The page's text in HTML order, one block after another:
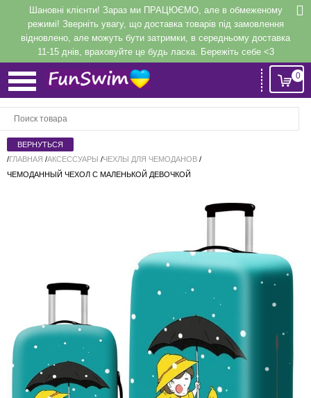
Шановні клієнти! Зараз ми ПРАЦЮЄМО, але в обмеженому
режимі! Зверніть увагу, що доставка товарів під замовлення
відновлено, але можуть бути затримки, в середньому доставка
11-15 днів, враховуйте це будь ласка. Бережіть себе <3
0
/ГЛАВНАЯ /АКСЕССУАРЫ /ЧЕХЛЫ ДЛЯ ЧЕМОДАНОВ /
ЧЕМОДАННЫЙ ЧЕХОЛ С МАЛЕНЬКОЙ ДЕВОЧКОЙ
ВходилиРегистрация